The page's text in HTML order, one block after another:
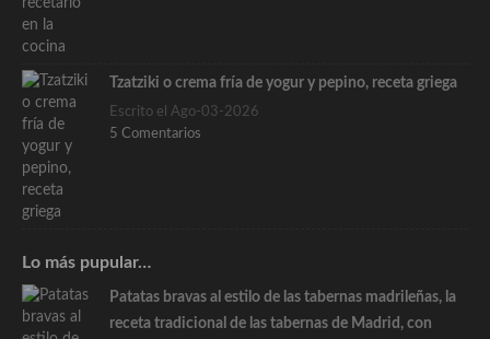
Tzatziki o crema fría de yogur y pepino, receta griega
Escrito el Ago-03-2026
5 Comentarios
Lo más pupular…
Patatas bravas al estilo de las tabernas madrileñas, la
receta tradicional de las tabernas de Madrid, con